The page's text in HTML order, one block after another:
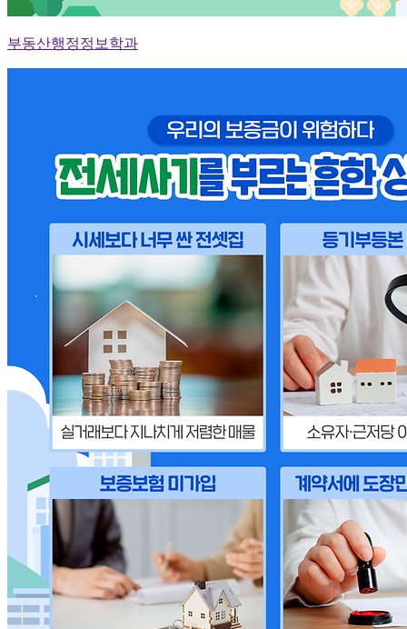
부동산행정정보학과